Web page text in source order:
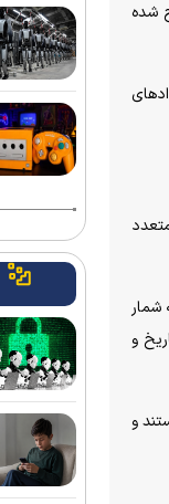
شده
شمار
و
و